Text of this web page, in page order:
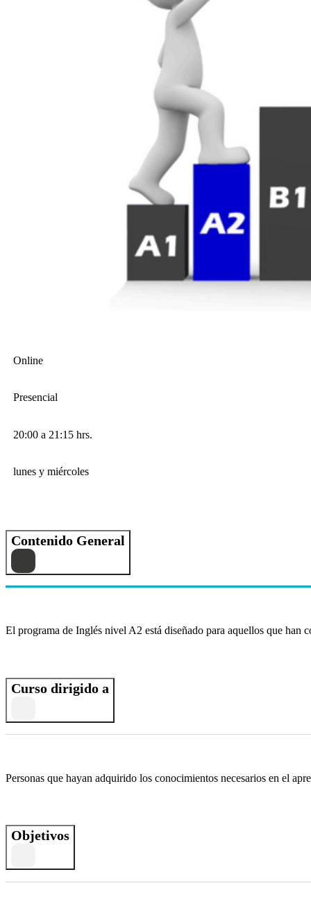
Online
Presencial
20:00 a 21:15 hrs.
lunes y miércoles
Contenido General
El programa de Inglés nivel A2 está diseñado para aquellos que han
Curso dirigido a
Personas que hayan adquirido los conocimientos necesarios en el
Objetivos